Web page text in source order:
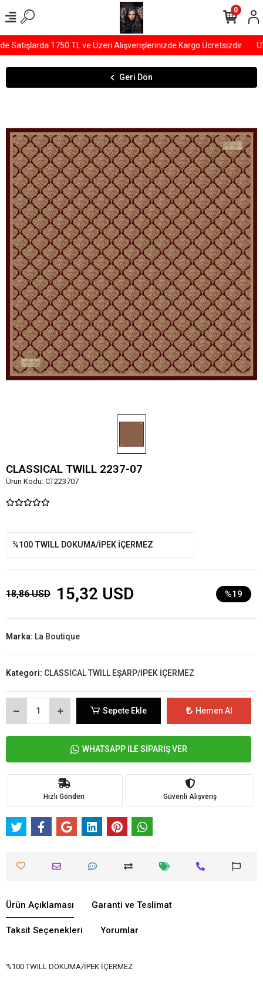
1750 TL ve Üzeri Alışverişlerinizde Kargo Ücretsizdir
0
Geri Dön
CLASSICAL TWILL 2237-07
Ürün Kodu: CT223707
%100 TWILL DOKUMA/İPEK İÇERMEZ
18,86 USD 15,32 USD %19
Marka: La Boutique
Kategori: CLASSICAL TWILL EŞARP/İPEK İÇERMEZ
Sepete Ekle Hemen Al
WHATSAPP İLE SİPARİŞ VER
Hızlı Gönderi Güvenli Alışveriş
Ürün Açıklaması Garanti ve Teslimat
Taksit Seçenekleri Yorumlar
%100 TWILL DOKUMA/İPEK İÇERMEZ